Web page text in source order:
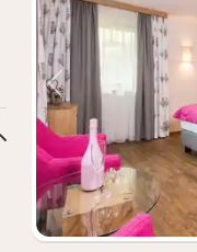
Forrige bilde